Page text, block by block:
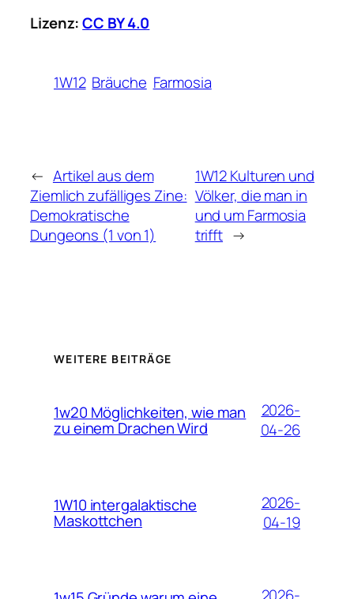
Lizenz:CC BY 4.0
1W12 Bräuche Farmosia
← Artikel aus dem
Ziemlich zufälliges Zine:
Demokratische
Dungeons (1 von 1)
1W12 Kulturen und
Völker, die man in
und um Farmosia
trifft →
WEITERE BEITRÄGE
1w20 Möglichkeiten, wie man
zu einem Drachen Wird
2026-
04-26
1W10 intergalaktische
Maskottchen
2026-
04-19
2026-